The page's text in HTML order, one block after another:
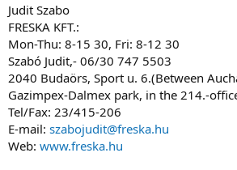
Judit Szabo
FRESKA KFT.:
Mon-Thu: 8-15 30, Fri: 8-12 30
Szabó Judit,- 06/30 747 5503
2040 Budaörs, Sport u. 6.(Between
Gazimpex-Dalmex park, in the 214.-
Tel/Fax: 23/415-206
E-mail: szabojudit@freska.hu
Web: www.freska.hu